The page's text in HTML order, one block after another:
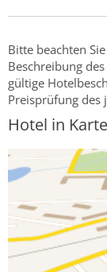
Bitte beachten
Beschreibung
gültige
Preisprüfung des
Hotel in